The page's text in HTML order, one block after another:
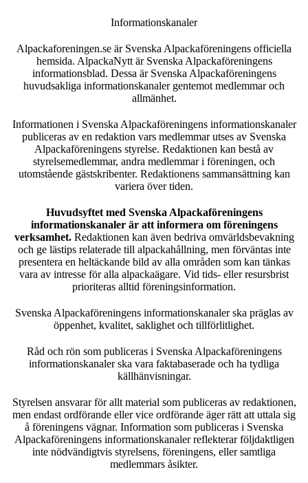
Informationskanaler
Alpackaforeningen.se är Svenska Alpackaföreningens officiella
hemsida. AlpackaNytt är Svenska Alpackaföreningens
informationsblad. Dessa är Svenska Alpackaföreningens
huvudsakliga informationskanaler gentemot medlemmar och
allmänhet.
Informationen i Svenska Alpackaföreningens informationskanaler
publiceras av en redaktion vars medlemmar utses av Svenska
Alpackaföreningens styrelse. Redaktionen kan bestå av
styrelsemedlemmar, andra medlemmar i föreningen, och
utomstående gästskribenter. Redaktionens sammansättning kan
variera över tiden.
Huvudsyftet med Svenska Alpackaföreningens
informationskanaler är att informera om föreningens
verksamhet.Redaktionen kan även bedriva omvärldsbevakning
och ge lästips relaterade till alpackahållning, men förväntas inte
presentera en heltäckande bild av alla områden som kan tänkas
vara av intresse för alla alpackaägare. Vid tids- eller resursbrist
prioriteras alltid föreningsinformation.
Svenska Alpackaföreningens informationskanaler ska präglas av
öppenhet, kvalitet, saklighet och tillförlitlighet.
Råd och rön som publiceras i Svenska Alpackaföreningens
informationskanaler ska vara faktabaserade och ha tydliga
källhänvisningar.
Styrelsen ansvarar för allt material som publiceras av redaktionen,
men endast ordförande eller vice ordförande äger rätt att uttala sig
å föreningens vägnar. Information som publiceras i Svenska
Alpackaföreningens informationskanaler reflekterar följdaktligen
inte nödvändigtvis styrelsens, föreningens, eller samtliga
medlemmars åsikter.